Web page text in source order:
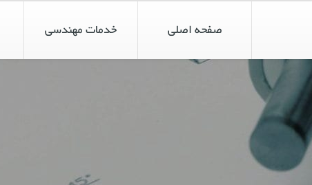
صفحه اصلی خدمات مهندسی